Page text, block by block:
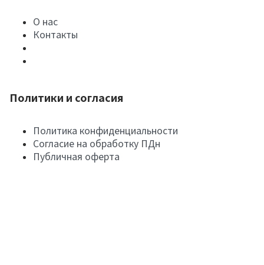
О нас
Контакты
Политики и согласия
Политика конфиденциальности
Согласие на обработку ПДн
Публичная оферта